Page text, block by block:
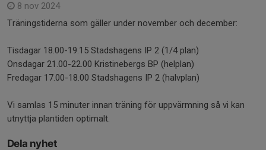
8 nov 2024
Träningstiderna som gäller under november och december:
Tisdagar 18.00-19.15 Stadshagens IP 2 (1/4 plan)
Onsdagar 21.00-22.00 Kristinebergs BP (helplan)
Fredagar 17.00-18.00 Stadshagens IP 2 (halvplan)
Vi samlas 15 minuter innan träning för uppvärmning så vi kan
utnyttja plantiden optimalt.
Dela nyhet